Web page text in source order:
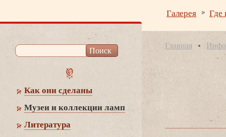
Галерея Где
Как они сделаны
Музеи и коллекции ламп
Литература
Главная